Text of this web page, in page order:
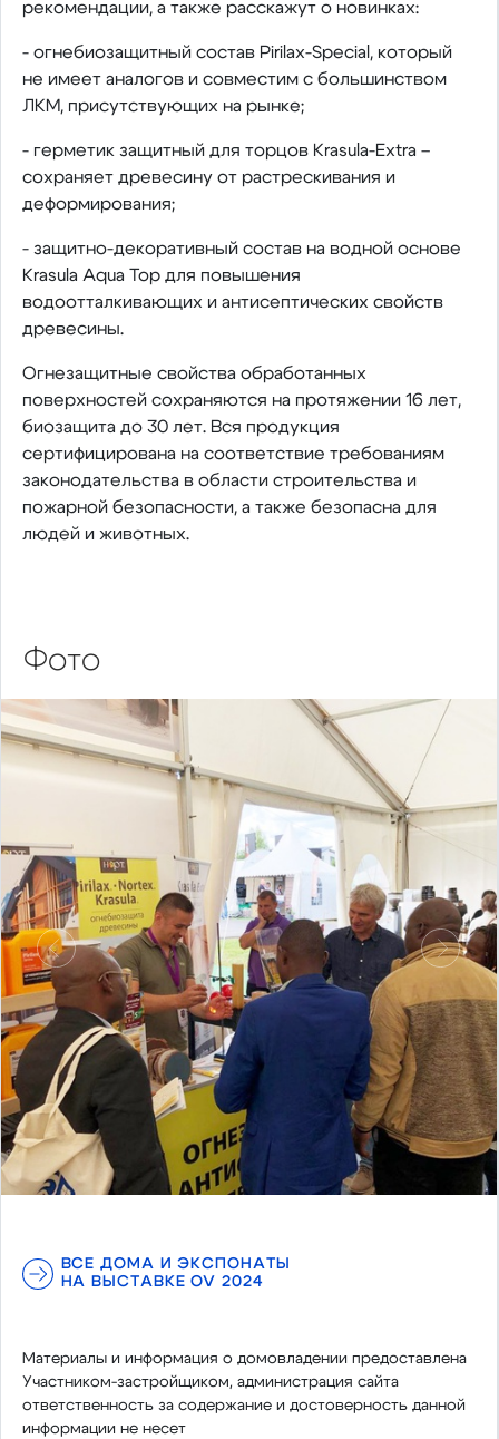
рекомендации, а также расскажут о новинках:
- огнебиозащитный состав Pirilax-Special, который
не имеет аналогов и совместим с большинством
ЛКМ, присутствующих на рынке;
- герметик защитный для торцов Krasula-Extra –
сохраняет древесину от растрескивания и
деформирования;
- защитно-декоративный состав на водной основе
Krasula Aqua Top для повышения
водоотталкивающих и антисептических свойств
древесины.
Огнезащитные свойства обработанных
поверхностей сохраняются на протяжении 16 лет,
биозащита до 30 лет. Вся продукция
сертифицирована на соответствие требованиям
законодательства в области строительства и
пожарной безопасности, а также безопасна для
людей и животных.
Фото
Предыдущий
ВСЕ ДОМА И ЭКСПОНАТЫ
НА ВЫСТАВКЕ OV 2024
Материалы и информация о домовладении предоставлена
Участником-застройщиком, администрация сайта
ответственность за содержание и достоверность данной
информации не несет